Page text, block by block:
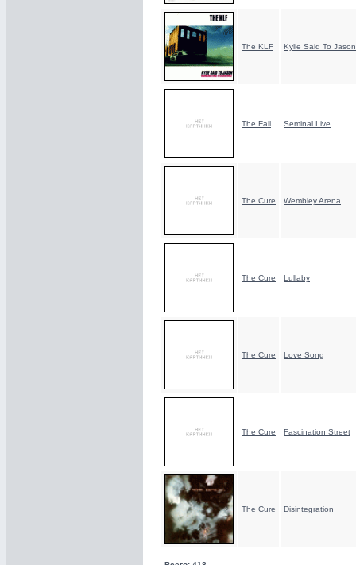
The KLF Kylie Said To Jason
The Fall Seminal Live
The Cure Wembley Arena
The Cure Lullaby
The Cure Love Song
The Cure Fascination Street
The Cure Disintegration